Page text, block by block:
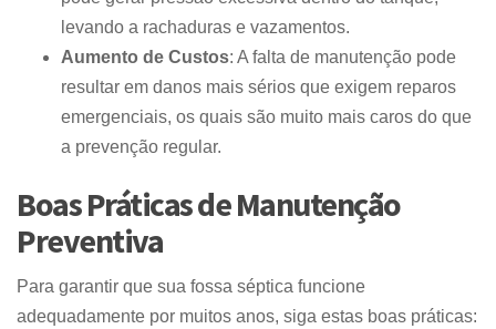
levando a rachaduras e vazamentos.
Aumento de Custos: A falta de manutenção pode
resultar em danos mais sérios que exigem reparos
emergenciais, os quais são muito mais caros do que
a prevenção regular.
Boas Práticas de Manutenção
Preventiva
Para garantir que sua fossa séptica funcione
adequadamente por muitos anos, siga estas boas práticas: